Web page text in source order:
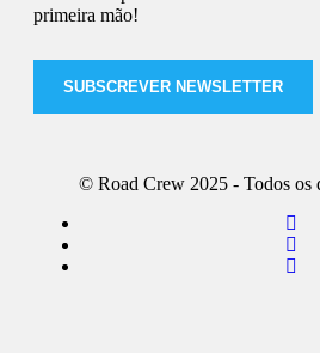
primeira mão!
SUBSCREVER NEWSLETTER
© Road Crew 2025 - Todos os